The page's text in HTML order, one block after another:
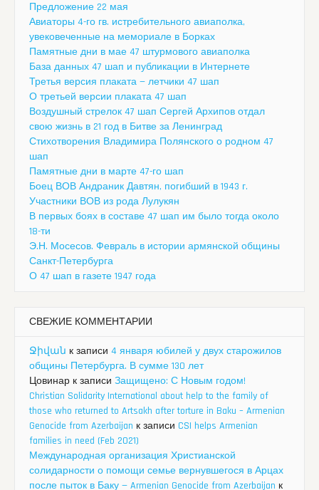
Предложение 22 мая
Авиаторы 4-го гв. истребительного авиаполка,
увековеченные на мемориале в Борках
Памятные дни в мае 47 штурмового авиаполка
База данных 47 шап и публикации в Интернете
Третья версия плаката — летчики 47 шап
О третьей версии плаката 47 шап
Воздушный стрелок 47 шап Сергей Архипов отдал
свою жизнь в 21 год в Битве за Ленинград
Стихотворения Владимира Полянского о родном 47
шап
Памятные дни в марте 47-го шап
Боец ВОВ Андраник Давтян, погибший в 1943 г.
Участники ВОВ из рода Лулукян
В первых боях в составе 47 шап им было тогда около
18-ти
Э.Н. Мосесов. Февраль в истории армянской общины
Санкт-Петербурга
О 47 шап в газете 1947 года
СВЕЖИЕ КОММЕНТАРИИ
Ջիվան к записи 4 января юбилей у двух старожилов
общины Петербурга. В сумме 130 лет
Цовинар к записи Защищено: С Новым годом!
Christian Solidarity International about help to the family of
those who returned to Artsakh after torture in Baku – Armenian
Genocide from Azerbaijan к записи CSI helps Armenian
families in need (Feb 2021)
Международная организация Христианской
солидарности о помощи семье вернувшегося в Арцах
после пыток в Баку — Armenian Genocide from Azerbaijan к